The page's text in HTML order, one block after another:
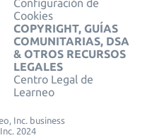
Configuración de
Cookies
COPYRIGHT, GUÍAS
COMUNITARIAS, DSA
& OTROS RECURSOS
LEGALES
Centro Legal de
Learneo
Inc. business
2024